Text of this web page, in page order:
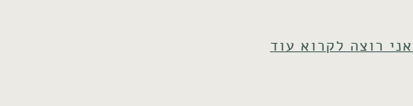
אני רוצה לקרוא עוד